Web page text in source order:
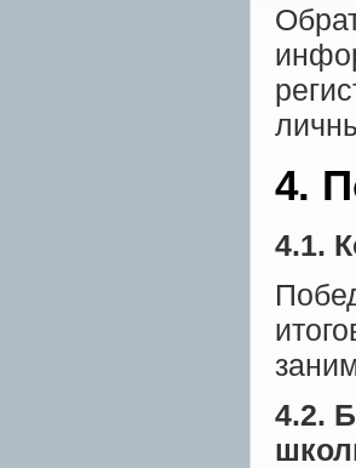
4.
4.1.
4.2.